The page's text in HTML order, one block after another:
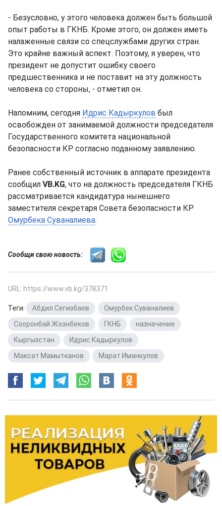
- Безусловно, у этого человека должен быть большой
опыт работы в ГКНБ. Кроме этого, он должен иметь
налаженные связи со спецслужбами других стран.
Это крайне важный аспект. Поэтому, я уверен, что
президент не допустит ошибку своего
предшественника и не поставит на эту должность
человека со стороны, - отметил он.
Напомним, сегодня Идрис Кадыркулов был
освобожден от занимаемой должности председателя
Государственного комитета национальной
безопасности КР согласно поданному заявлению.
Ранее собственный источник в аппарате президента
сообщил VB.KG, что на должность председателя ГКНБ
рассматривается кандидатура нынешнего
заместителя секретаря Совета безопасности КР
Омурбека Суваналиева.
Сообщи свою новость:
URL: https://www.vb.kg/378371
Теги: Абдил Сегизбаев Омурбек Суваналиев
Сооронбай Жээнбеков
ГКНБ назначение
Кыргызстан
Идрис Кадыркулов
Максат Мамытканов
Марат Иманкулов